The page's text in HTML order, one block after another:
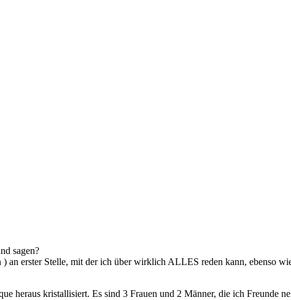
sagen?
) an erster Stelle, mit der ich über wirklich ALLES reden kann, ebenso
heraus kristallisiert. Es sind 3 Frauen und 2 Männer, die ich Freunde